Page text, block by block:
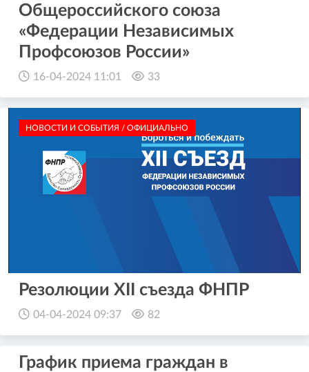
Общероссийского союза
«Федерации Независимых
Профсоюзов России»
16-04-2024 11:01 33
НОВОСТИ И СОБЫТИЯ / ОФИЦИАЛЬНО
Резолюции XII съезда ФНПР
04-04-2024 09:37 82
График приема граждан в